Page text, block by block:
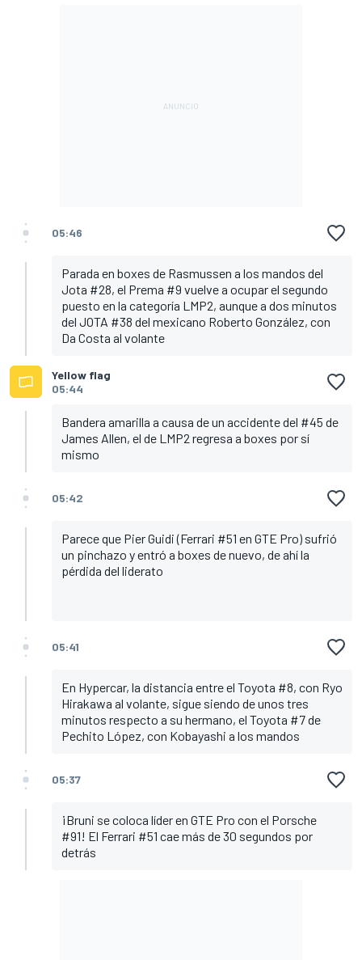
05:46
Parada en boxes de Rasmussen a los mandos del
Jota #28, el Prema #9 vuelve a ocupar el segundo
puesto en la categoría LMP2, aunque a dos minutos
del JOTA #38 del mexicano Roberto González, con
Da Costa al volante
Yellow flag
05:44
Bandera amarilla a causa de un accidente del #45 de
James Allen, el de LMP2 regresa a boxes por sí
mismo
05:42
Parece que Pier Guidi (Ferrari #51 en GTE Pro) sufrió
un pinchazo y entró a boxes de nuevo, de ahí la
pérdida del liderato
05:41
En Hypercar, la distancia entre el Toyota #8, con Ryo
Hirakawa al volante, sigue siendo de unos tres
minutos respecto a su hermano, el Toyota #7 de
Pechito López, con Kobayashi a los mandos
05:37
¡Bruni se coloca líder en GTE Pro con el Porsche
#91! El Ferrari #51 cae más de 30 segundos por
detrás